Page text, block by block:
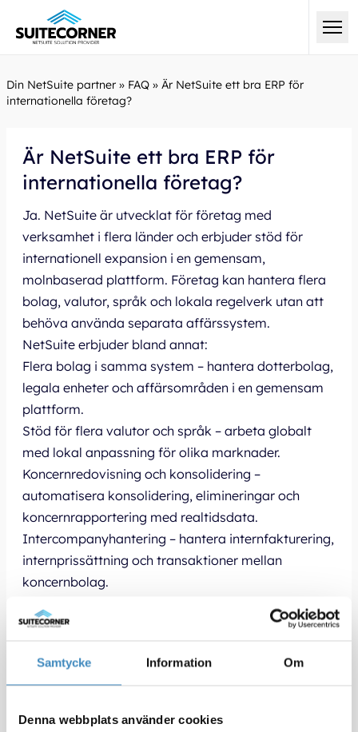
Samtycke Information Om
Denna webbplats använder cookies
Din NetSuite partner » FAQ » Är NetSuite ett bra ERP för
internationella företag?
Är NetSuite ett bra ERP för
internationella företag?
Ja. NetSuite är utvecklat för företag med
verksamhet i flera länder och erbjuder stöd för
internationell expansion i en gemensam,
molnbaserad plattform. Företag kan hantera flera
bolag, valutor, språk och lokala regelverk utan att
behöva använda separata affärssystem.
NetSuite erbjuder bland annat:
Flera bolag i samma system – hantera dotterbolag,
legala enheter och affärsområden i en gemensam
plattform.
Stöd för flera valutor och språk – arbeta globalt
med lokal anpassning för olika marknader.
Koncernredovisning och konsolidering –
automatisera konsolidering, elimineringar och
koncernrapportering med realtidsdata.
Intercompanyhantering – hantera internfakturering,
internprissättning och transaktioner mellan
koncernbolag.
rätt information utifrån bolag, land eller funktion.
gemensamma processer med lokala redovisnings-
och skattekrav.
Skalbarhet – etablera nya bolag och marknader i